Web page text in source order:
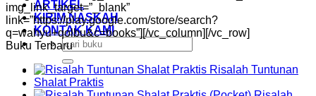
ARTIKEL
KIRIM NASKAH
KONTAK KAMI
Search
for:
img_link_target=”_blank”
link=”https://play.google.com/store/search?
q=wahyu+qolbu&c=books”][/vc_column][/vc_row]
Buku Terbaru
Risalah Tuntunan
Shalat Praktis